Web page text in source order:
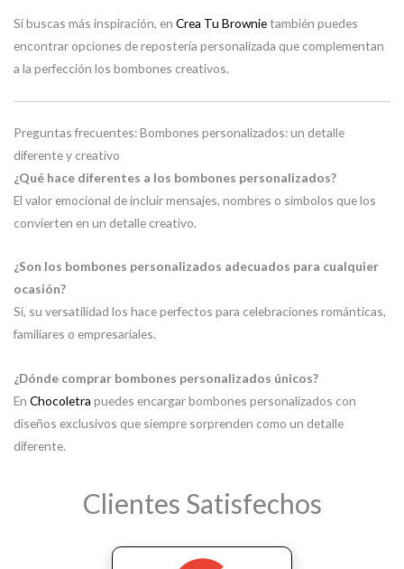
Si buscas más inspiración, en Crea Tu Brownietambién puedes
encontrar opciones de repostería personalizada que complementan
a la perfección los bombones creativos.
Preguntas frecuentes: Bombones personalizados: un detalle
diferente y creativo
¿Qué hace diferentes a los bombones personalizados?
El valor emocional de incluir mensajes, nombres o símbolos que los
convierten en un detalle creativo.
¿Son los bombones personalizados adecuados para cualquier
ocasión?
Sí, su versatilidad los hace perfectos para celebraciones románticas,
familiares o empresariales.
¿Dónde comprar bombones personalizados únicos?
En Chocoletra puedes encargar bombones personalizados con
diseños exclusivos que siempre sorprenden como un detalle
diferente.
Clientes Satisfechos